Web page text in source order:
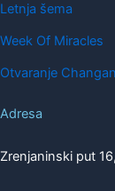
Letnja šema
Week Of Miracles
Otvaranje
Adresa
Zrenjaninski put